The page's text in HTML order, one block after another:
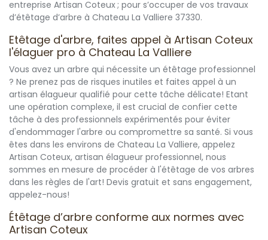
entreprise Artisan Coteux ; pour s’occuper de vos travaux
d’étêtage d’arbre à Chateau La Valliere 37330.
Etêtage d'arbre, faites appel à Artisan Coteux
l'élaguer pro à Chateau La Valliere
Vous avez un arbre qui nécessite un étêtage professionnel
? Ne prenez pas de risques inutiles et faites appel à un
artisan élagueur qualifié pour cette tâche délicate! Etant
une opération complexe, il est crucial de confier cette
tâche à des professionnels expérimentés pour éviter
d'endommager l'arbre ou compromettre sa santé. Si vous
êtes dans les environs de Chateau La Valliere, appelez
Artisan Coteux, artisan élagueur professionnel, nous
sommes en mesure de procéder à l'étêtage de vos arbres
dans les règles de l'art! Devis gratuit et sans engagement,
appelez-nous!
Étêtage d’arbre conforme aux normes avec
Artisan Coteux